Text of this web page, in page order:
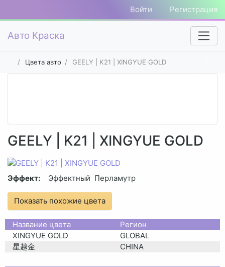
Войти Регистрация
Авто Краска
Цвета авто GEELY | K21 | XINGYUE GOLD
GEELY | K21 | XINGYUE GOLD
Эффект: Эффектный Перламутр
Показать похожие цвета
Название цвета
Регион
XINGYUE GOLD
GLOBAL
星越金
CHINA